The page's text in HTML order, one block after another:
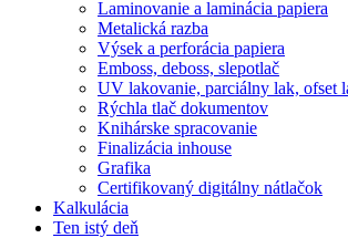
Laminovanie a laminácia papiera
Metalická razba
Výsek a perforácia papiera
Emboss, deboss, slepotlač
UV lakovanie, parciálny lak, ofset
Rýchla tlač dokumentov
Knihárske spracovanie
Finalizácia inhouse
Grafika
Certifikovaný digitálny nátlačok
Kalkulácia
Ten istý deň